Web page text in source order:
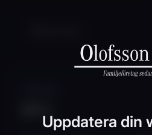
Uppdatera din
P7+